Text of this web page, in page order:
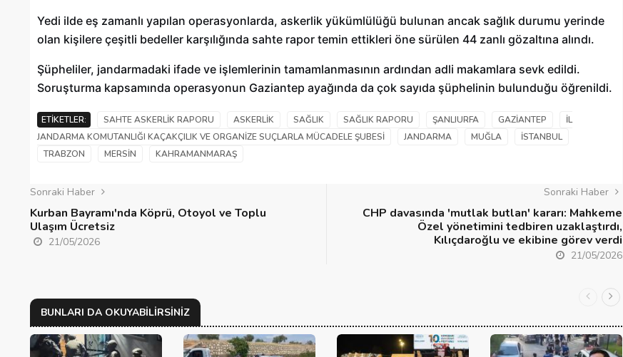
Yedi ilde eş zamanlı yapılan operasyonlarda, askerlik yükümlülüğü bulunan ancak sağlık durumu yerinde
olan kişilere çeşitli bedeller karşılığında sahte rapor temin ettikleri öne sürülen 44 zanlı gözaltına alındı.
Şüpheliler, jandarmadaki ifade ve işlemlerinin tamamlanmasının ardından adli makamlara sevk edildi.
Soruşturma kapsamında operasyonun Gaziantep ayağında da çok sayıda şüphelinin bulunduğu öğrenildi.
ETIKETLER: SAHTE ASKERLIK RAPORU ASKERLIK SAĞLIK SAĞLIK RAPORU ŞANLIURFA GAZIANTEP
İL
JANDARMA KOMUTANLIĞI KAÇAKÇILIK VE ORGANIZE SUÇLARLA MÜCADELE ŞUBESI
JANDARMA MUĞLA
İSTANBUL
TRABZON
MERSIN KAHRAMANMARAŞ
Sonraki Haber
Kurban Bayramı'nda Köprü, Otoyol ve Toplu
Ulaşım Ücretsiz
21/05/2026
Sonraki Haber
CHP davasında 'mutlak butlan' kararı: Mahkeme
Özel yönetimini tedbiren uzaklaştırdı,
Kılıçdaroğlu ve ekibine görev verdi
21/05/2026
BUNLARI DA OKUYABILIRSINIZ